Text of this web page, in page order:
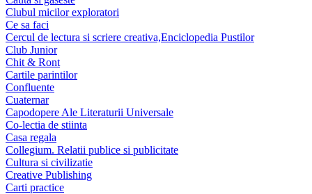
Clubul micilor exploratori
Ce sa faci
Cercul de lectura si scriere creativa,Enciclopedia Pustilor
Club Junior
Chit & Ront
Cartile parintilor
Confluente
Cuaternar
Capodopere Ale Literaturii Universale
Co-lectia de stiinta
Casa regala
Collegium. Relatii publice si publicitate
Cultura si civilizatie
Creative Publishing
Carti practice